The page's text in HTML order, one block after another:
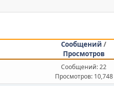
Сообщений /
Просмотров
Сообщений: 22
Просмотров: 10,748